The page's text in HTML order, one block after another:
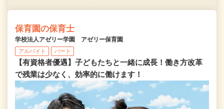
保育園の保育士
学校法人アゼリー学園 アゼリー保育園
アルバイト パート
【有資格者優遇】子どもたちと一緒に成長！働き方改革
で残業は少なく、効率的に働けます！